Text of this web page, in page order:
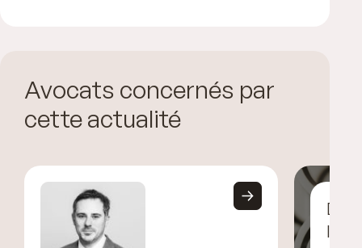
Avocats concernés par
cette actualité